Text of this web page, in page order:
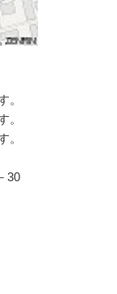
。
。
。
30